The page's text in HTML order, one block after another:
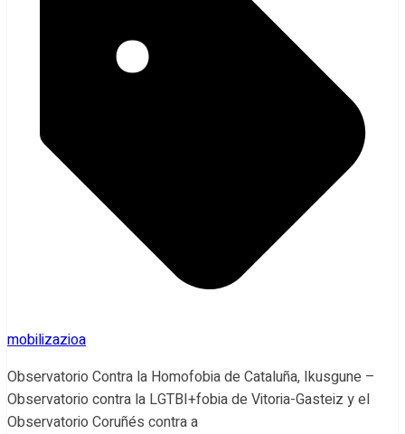
mobilizazioa
Observatorio Contra la Homofobia de Cataluña, Ikusgune –
Observatorio contra la LGTBI+fobia de Vitoria-Gasteiz y el
Observatorio Coruñés contra a